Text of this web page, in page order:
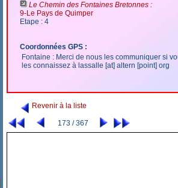
Le Chemin des Fontaines Bretonnes :
9-Le Pays de Quimper
Etape : 4
Coordonnées GPS :
Fontaine : Merci de nous les communiquer si
les connaissez à lassalle [at] altern [point] org
Revenir à la liste
173 / 367